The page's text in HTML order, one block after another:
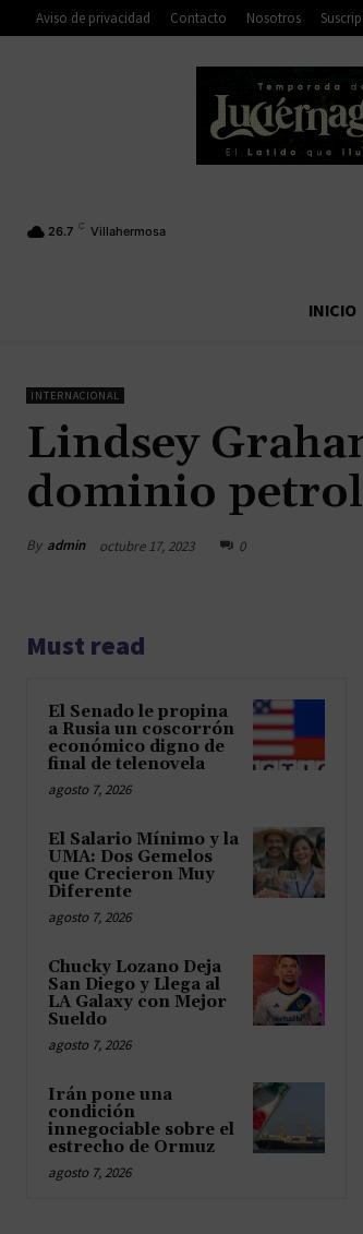
Aviso de privacidad Contacto Nosotros
26.7 C Villahermosa
INICIO
INTERNACIONAL
Lindsey
dominio
By admin octubre 17, 2023 0
Must read
El Senado le propina
a Rusia un coscorrón
económico digno de
final de telenovela
agosto 7, 2026
El Salario Mínimo y la
UMA: Dos Gemelos
que Crecieron Muy
Diferente
agosto 7, 2026
Chucky Lozano Deja
San Diego y Llega al
LA Galaxy con Mejor
Sueldo
agosto 7, 2026
Irán pone una
condición
innegociable sobre el
estrecho de Ormuz
agosto 7, 2026